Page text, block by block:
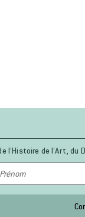
l’Histoire de l’Art, du